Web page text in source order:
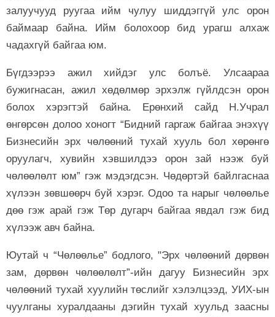
залуучууд руугаа ийм чулуу шиддэггүй улс орон
баймаар байна. Ийм болохоор бид урагш алхаж
чадахгүй байгаа юм.
Бүгдээрээ ажил хийдэг улс болъё. Улсаараа
бужигнасан, ажил хөдөлмөр эрхэлж гүйлдсэн орон
болох хэрэгтэй байна. Ерөнхий сайд Н.Учрал
өнгөрсөн долоо хоногт “Бидний гаргаж байгаа энэхүү
Бизнесийн эрх чөлөөний тухай хууль бол хөрөнгө
оруулагч, хувийн хэвшилдээ орон зай нээж буй
чөлөөлөлт юм” гэж мэдэгдсэн. Чөдөртэй байлгаснаа
хүлээн зөвшөөрч буй хэрэг. Одоо та нарыг чөлөөлье
дөө гэж арай гэж Төр дугарч байгаа явдал гэж бид
хүлээж авч байна.
Юутай ч “Чөлөөлье” бодлого, "Эрх чөлөөний дөрвөн
зам, дөрвөн чөлөөлөлт”-ийн дагуу Бизнесийн эрх
чөлөөний тухай хуулийн төслийг хэлэлцээд, УИХ-ын
чуулганы хуралдааны дэгийн тухай хуульд заасны